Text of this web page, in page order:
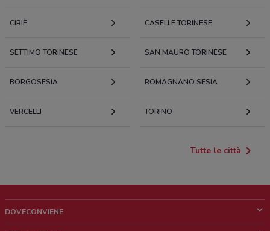
CIRIÈ CASELLE TORINESE
SETTIMO TORINESE SAN MAURO TORINESE
BORGOSESIA ROMAGNANO SESIA
VERCELLI TORINO
Tutte le città
DOVECONVIENE